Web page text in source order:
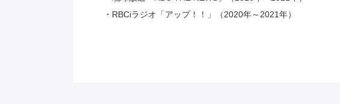
・RBCiラジオ「アップ！！」（2020年～2021年）